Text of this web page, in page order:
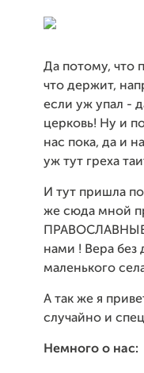
Да потому, что
что держит,
если уж упал -
церковь! Ну и
нас пока, да и
уж тут греха
И тут пришла
же сюда мной
ПРАВОСЛАВНЫЕ!
нами ! Вера без
маленького
А так же я
случайно и
Немного о нас: